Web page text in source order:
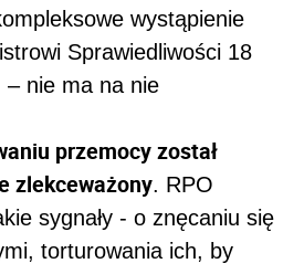
wystąpienie
Sprawiedliwości 18
– nie ma na nie
przemocy został
zlekceważony. RPO
sygnały - o znęcaniu się
torturowania ich, by